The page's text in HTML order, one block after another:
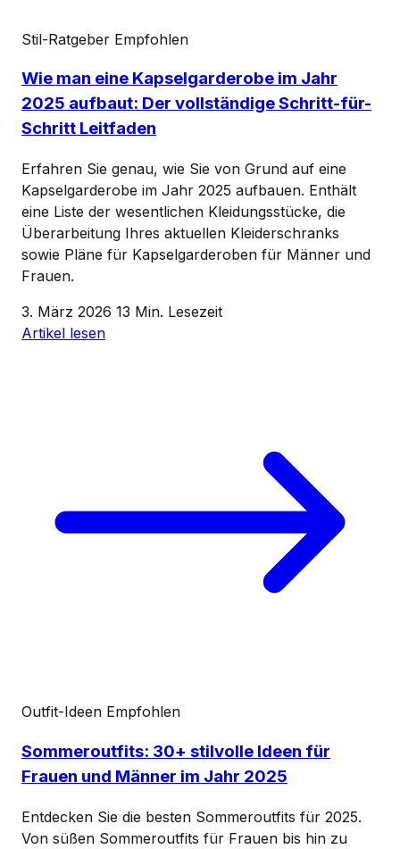
Stil-Ratgeber Empfohlen
Wie man eine Kapselgarderobe im Jahr
2025 aufbaut: Der vollständige Schritt-für-
Schritt Leitfaden
Erfahren Sie genau, wie Sie von Grund auf eine
Kapselgarderobe im Jahr 2025 aufbauen. Enthält
eine Liste der wesentlichen Kleidungsstücke, die
Überarbeitung Ihres aktuellen Kleiderschranks
sowie Pläne für Kapselgarderoben für Männer und
Frauen.
3. März 2026 13 Min. Lesezeit
Artikel lesen
Outfit-Ideen Empfohlen
Sommeroutfits: 30+ stilvolle Ideen für
Frauen und Männer im Jahr 2025
Entdecken Sie die besten Sommeroutfits für 2025.
Von süßen Sommeroutfits für Frauen bis hin zu